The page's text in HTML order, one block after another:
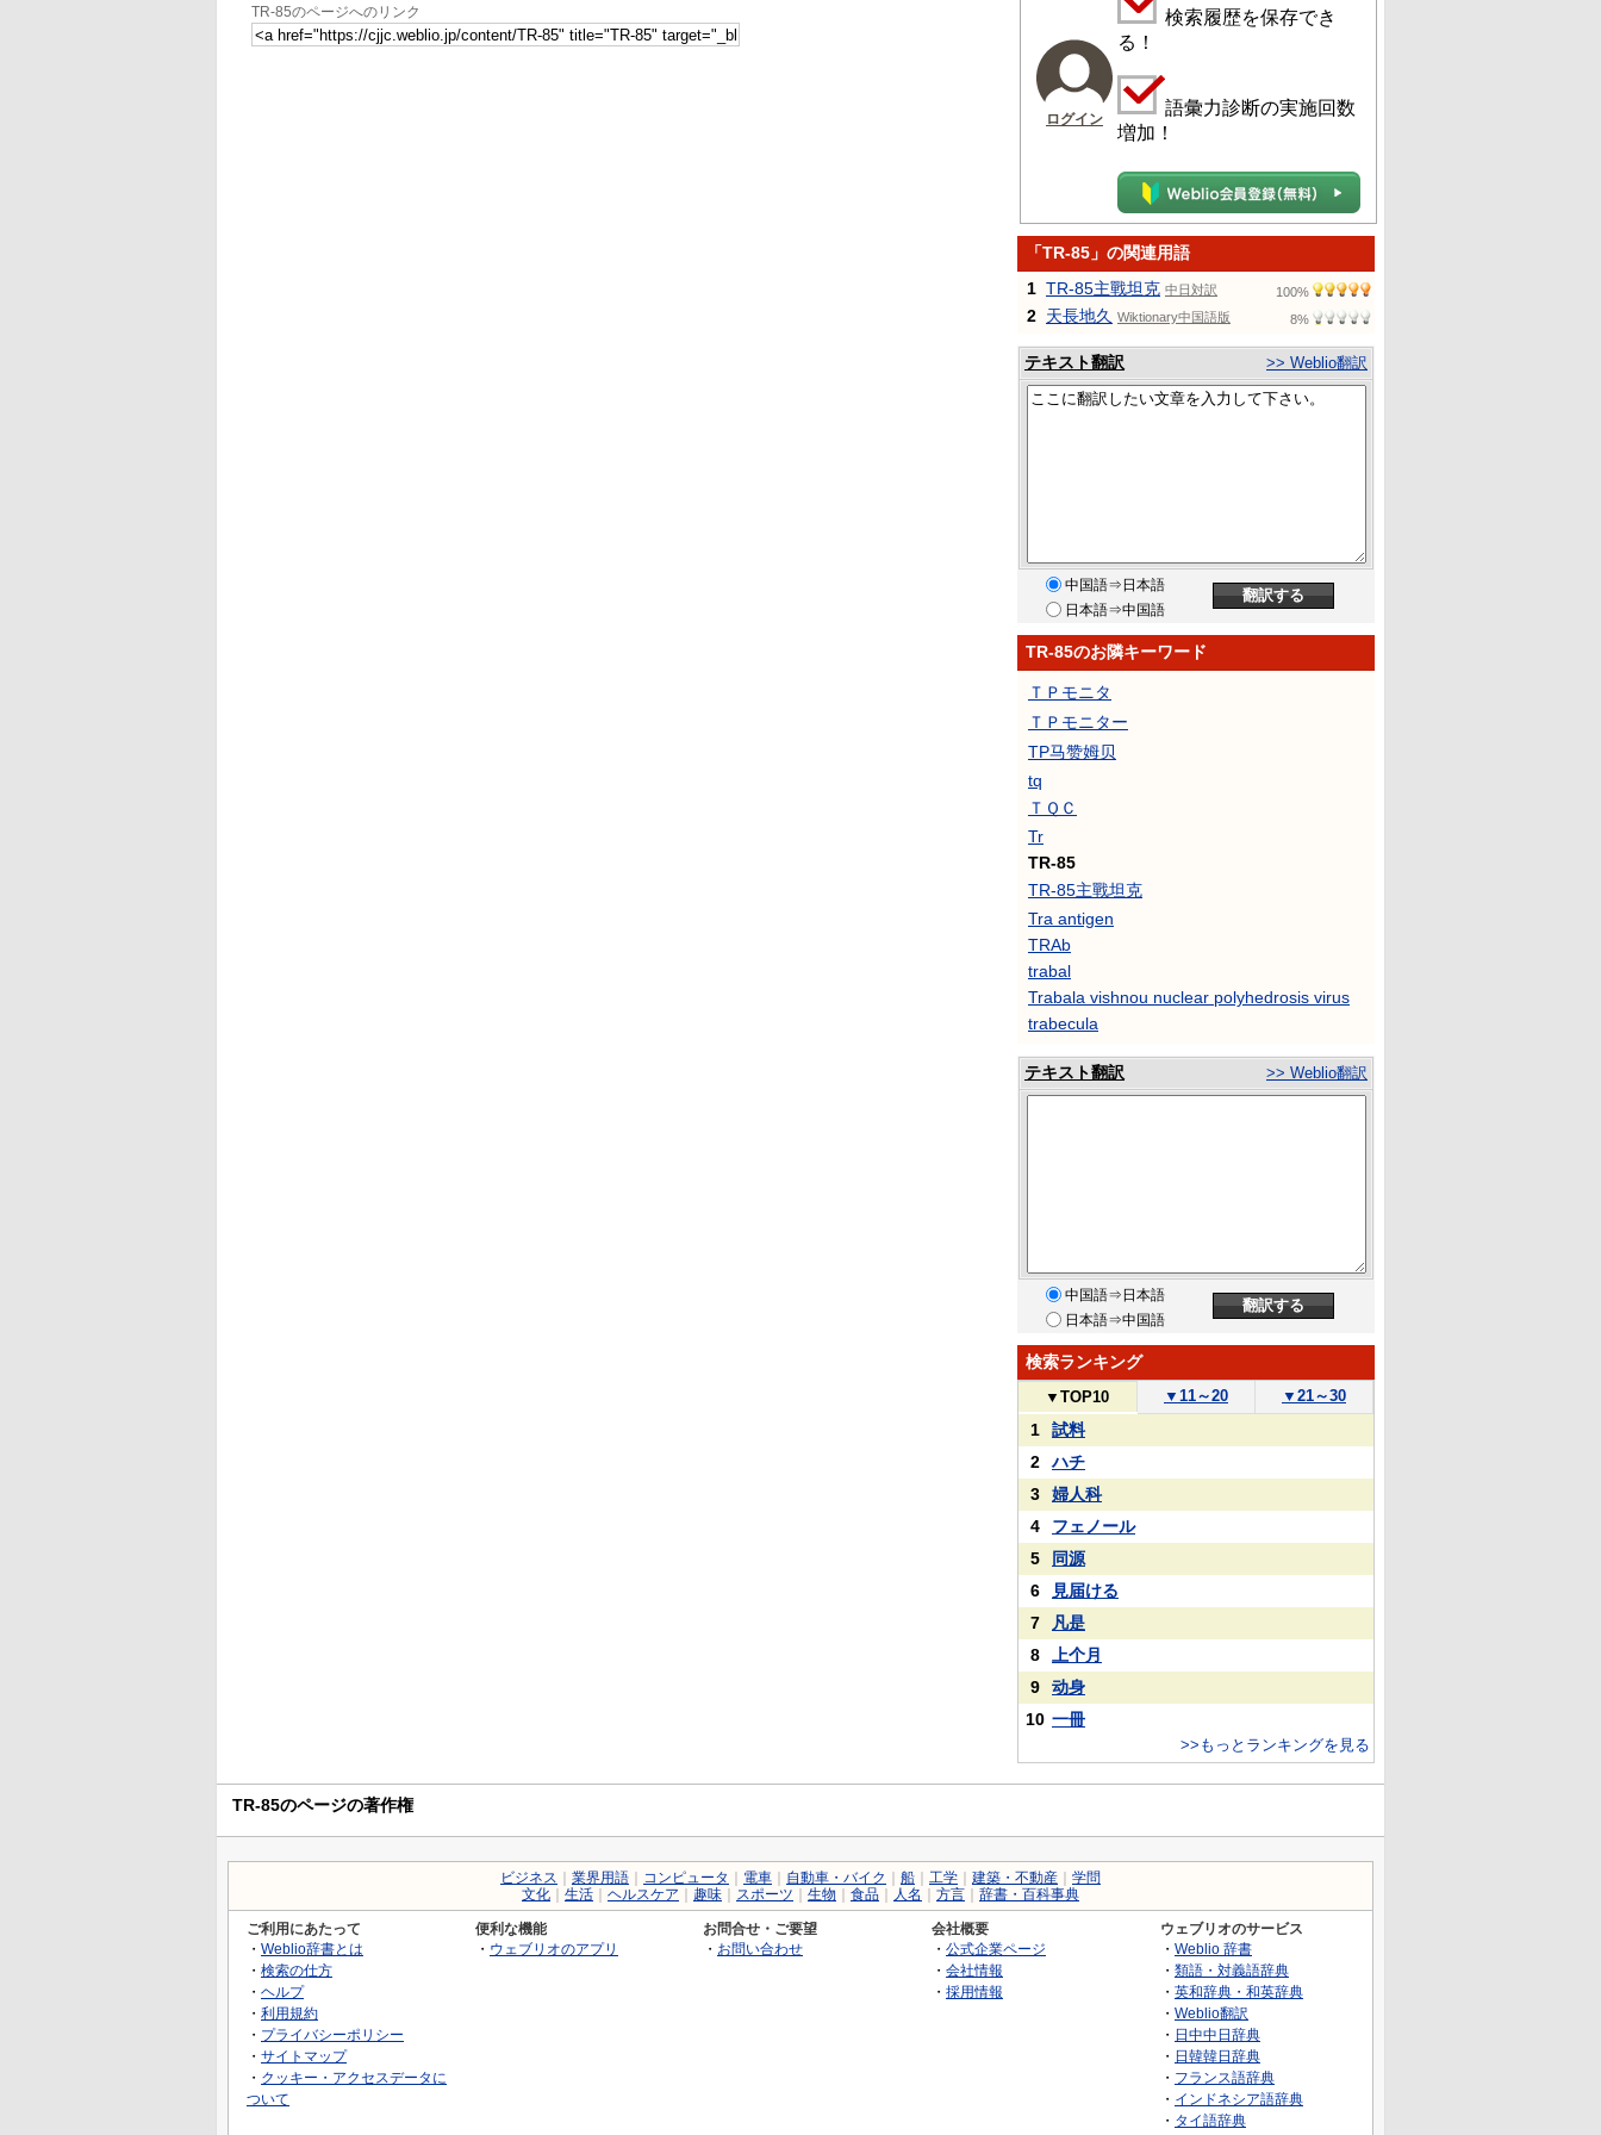
TR-85のページへのリンク
ログイン
検索履歴を保存でき
る！
語彙力診断の実施回数
増加！
「TR-85」の関連用語
1 TR-85主戰坦克 中日対訳 100%
2 天長地久 Wiktionary中国語版 8%
テキスト翻訳 >> Weblio翻訳
中国語⇒日本語
日本語⇒中国語
TR-85のお隣キーワード
ＴＰモニタ
ＴＰモニター
TP马赞姆贝
tq
ＴＱＣ
Tr
TR-85
TR-85主戰坦克
Tra antigen
TRAb
trabal
Trabala vishnou nuclear polyhedrosis virus
trabecula
テキスト翻訳 >> Weblio翻訳
中国語⇒日本語
日本語⇒中国語
検索ランキング
▼ TOP10 ▼ 11～20 ▼ 21～30
1
試料
2
ハチ
3
婦人科
4
フェノール
5
同源
6
見届ける
7
凡是
8
上个月
9
动身
10 一冊
>>もっとランキングを見る
TR-85のページの著作権
ビジネス 業界用語 コンピュータ 電車 自動車・バイク 船 工学 建築・不動産
学問
文化
生活 ヘルスケア 趣味 スポーツ 生物 食品 人名 方言 辞書・百科事典
ご利用にあたって
・ Weblio辞書とは
・ 検索の仕方
・ ヘルプ
・ 利用規約
・ プライバシーポリシー
・ サイトマップ
・ クッキー・アクセスデータに
ついて
便利な機能
・ ウェブリオのアプリ
お問合せ・ご要望
・ お問い合わせ
会社概要
・ 公式企業ページ
・ 会社情報
・ 採用情報
ウェブリオのサービス
・ Weblio 辞書
・ 類語・対義語辞典
・ 英和辞典・和英辞典
・ Weblio翻訳
・ 日中中日辞典
・ 日韓韓日辞典
・ フランス語辞典
・ インドネシア語辞典
・ タイ語辞典